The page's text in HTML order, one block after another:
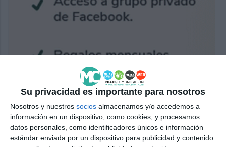
Su privacidad es importante para nosotros
Nosotros y nuestros socios almacenamos y/o accedemos a
información en un dispositivo, como cookies, y procesamos
datos personales, como identificadores únicos e información
estándar enviada por un dispositivo para publicidad y contenido